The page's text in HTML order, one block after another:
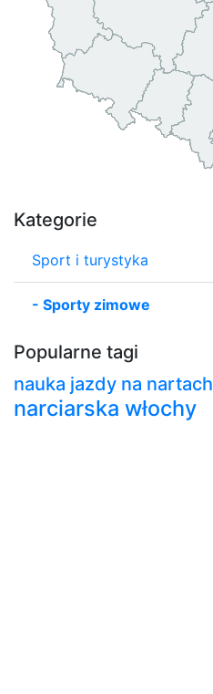
Kategorie
Sport i turystyka
- Sporty zimowe
Popularne tagi
nauka jazdy na nartach
narciarska włochy